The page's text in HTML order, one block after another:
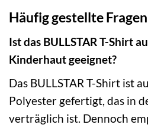
Häufig gestellte
Ist das BULLSTAR T-Shirt
Kinderhaut geeignet?
Das BULLSTAR T-Shirt ist
Polyester gefertigt, das in
verträglich ist. Dennoch